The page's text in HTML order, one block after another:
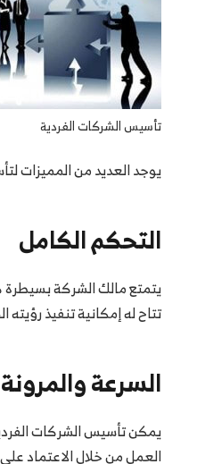
تأسيس الشركات الفردية
يوجد العديد من المميزات
التحكم الكامل
يتمتع مالك الشركة بسيطرة
تتاح له إمكانية تنفيذ رؤيته
السرعة والمرونة
يمكن تأسيس الشركات
العمل من خلال الاعتماد